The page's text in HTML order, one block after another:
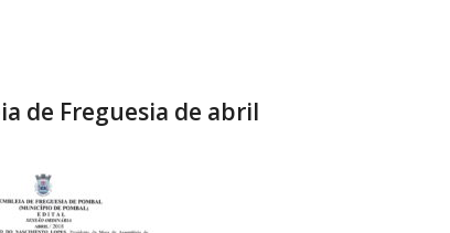
de Freguesia de abril